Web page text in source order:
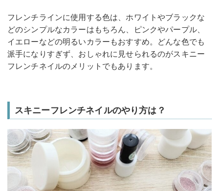
フレンチラインに使用する色は、ホワイトやブラックな
どのシンプルなカラーはもちろん、ピンクやパープル、
イエローなどの明るいカラーもおすすめ。どんな色でも
派手になりすぎず、おしゃれに見せられるのがスキニー
フレンチネイルのメリットでもあります。
スキニーフレンチネイルのやり方は？